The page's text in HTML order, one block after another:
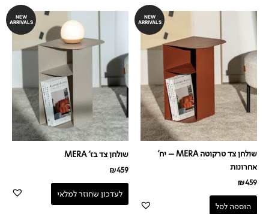
NEW
ARRIVALS
שולחן צד טרקוטה MERA – יח'
אחרונות
₪459
הוספה לסל
NEW
ARRIVALS
שולחן צד בז' MERA
₪459
לעדכון שחוזר למלאי